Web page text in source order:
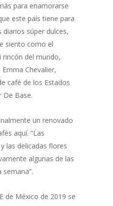
para enamorarse
este país tiene para
súper dulces,
siento como el
del mundo,
Chevalier,
café de los Estados
De Base.
un renovado
aquí. “Las
las delicadas flores
algunas de las
de México de 2019 se